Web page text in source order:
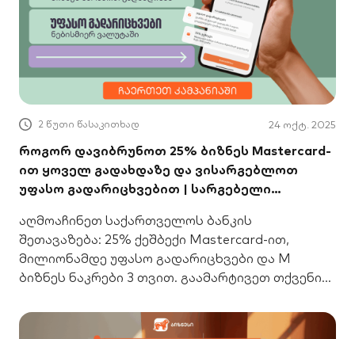
2 წუთი წასაკითხად 24 ოქტ. 2025
როგორ დავიბრუნოთ 25% ბიზნეს Mastercard-
ით ყოველ გადახდაზე და ვისარგებლოთ
უფასო გადარიცხვებით | სარგებელი
აღმოაჩინეთ საქართველოს ბანკის
შეთავაზება: 25% ქეშბექი Mastercard-ით,
მილიონამდე უფასო გადარიცხვები და M
ბიზნეს ნაკრები 3 თვით. გაამარტივეთ თქვენი